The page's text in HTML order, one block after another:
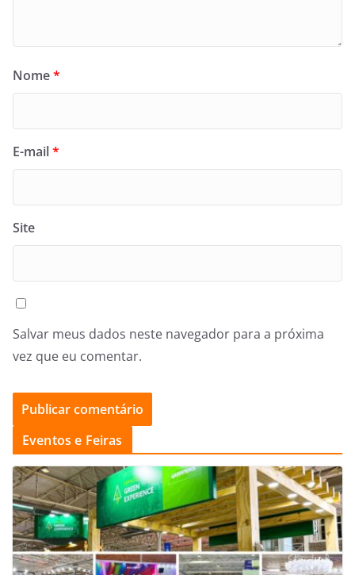
Nome*
E-mail*
Site
Salvar meus dados neste navegador para a próxima
vez que eu comentar.
Eventos e Feiras